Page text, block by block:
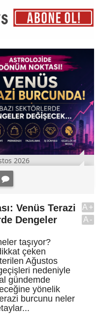
2026
Venüs Terazi
Dengeler
taşıyor?
çeken
Ağustos
nedeniyle
gündemde
yönelik
burcunu neler
A+
A-